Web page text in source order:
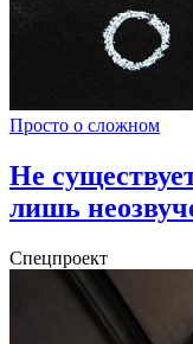
Просто о сложном
Не
лишь
Спецпроект